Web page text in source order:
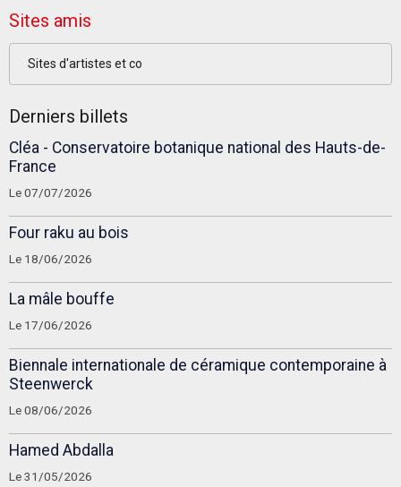
Sites amis
Sites d'artistes et co
Derniers billets
Cléa - Conservatoire botanique national des Hauts-de-
France
Le 07/07/2026
Four raku au bois
Le 18/06/2026
La mâle bouffe
Le 17/06/2026
Biennale internationale de céramique contemporaine à
Steenwerck
Le 08/06/2026
Hamed Abdalla
Le 31/05/2026